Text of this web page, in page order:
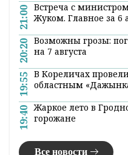
21:00 Встреча с
Жуком. Главное за 6
20:20 Возможны грозы:
на 7 августа
19:55 В Кореличах
областным
19:40 Жаркое лето в
горожане
Все новости